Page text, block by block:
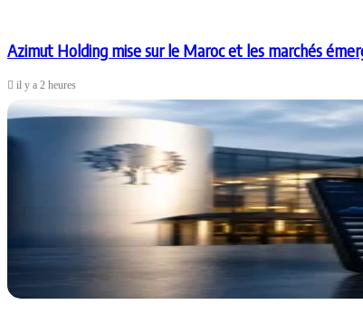
Azimut Holding mise sur le Maroc et les marchés
il y a 2 heures